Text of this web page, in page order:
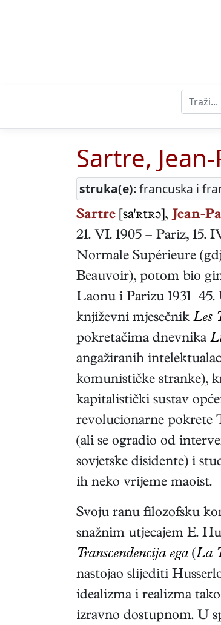
Sartre,
struka(e):francuska i
Sartre [sa'ʀtʀə], Jean-
21. VI. 1905 – Pariz, 15.
Normale Supérieure
Beauvoir), potom bio
Laonu i Parizu
književni mjesečnik Les
pokretačima dnevnika
angažiranih
komunističke stranke),
kapitalistički sustav
revolucionarne pokrete
(ali se ogradio od
sovjetske disidente) i
ih neko vrijeme maoist.
Svoju ranu filozofsku
snažnim utjecajem E.
Transcendencija ega (La
nastojao slijediti
idealizma i realizma
izravno dostupnom. U